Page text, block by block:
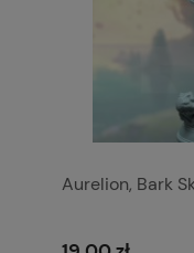
Aurelion, Bark